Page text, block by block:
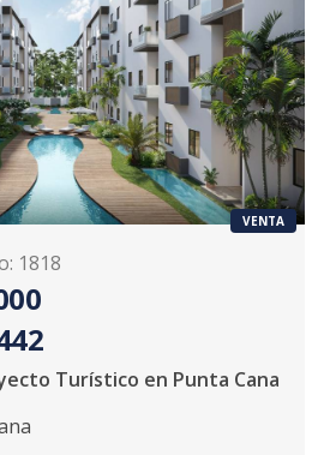
VENTA
: 1818
Turístico en Punta Cana